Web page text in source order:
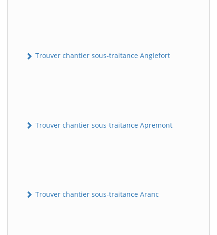
Trouver chantier sous-traitance Anglefort
Trouver chantier sous-traitance Apremont
Trouver chantier sous-traitance Aranc